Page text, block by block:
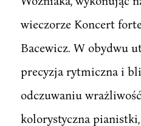
wieczorze Koncert
Bacewicz. W obydwu
precyzja rytmiczna i
odczuwaniu
kolorystyczna pianistki,